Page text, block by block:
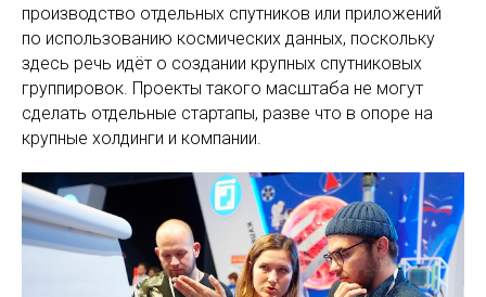
производство отдельных спутников или приложений
по использованию космических данных, поскольку
здесь речь идёт о создании крупных спутниковых
группировок. Проекты такого масштаба не могут
сделать отдельные стартапы, разве что в опоре на
крупные холдинги и компании.